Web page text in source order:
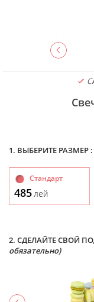
1. ВЫБЕРИТЕ РАЗМЕР :
Стандарт
485лей
2. СДЕЛАЙТЕ СВОЙ
обязательно)